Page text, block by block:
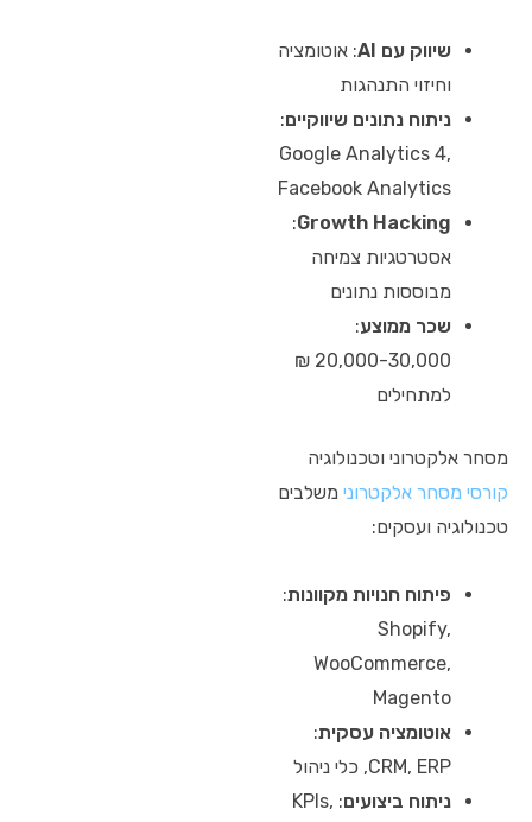
שיווק עם AI
: אוטומציה
וחיזוי התנהגות
ניתוח נתונים שיווקיים:
Google Analytics 4,
Facebook Analytics
Growth Hacking
:
אסטרטגיות צמיחה
מבוססות נתונים
שכר ממוצע:
20,000-30,000 ₪
למתחילים
מסחר אלקטרוני וטכנולוגיה
קורסי מסחר אלקטרוני משלבים
טכנולוגיה ועסקים:
פיתוח חנויות מקוונות:
Shopify,
WooCommerce,
Magento
אוטומציה עסקית:
CRM, ERP, כלי ניהול
ניתוח ביצועים : KPIs,